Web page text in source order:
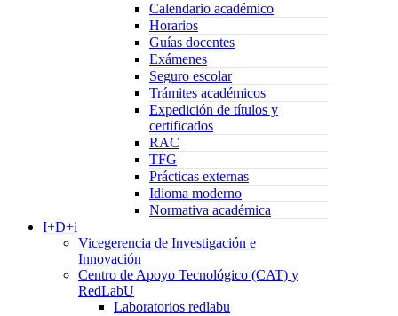
Calendario académico
Horarios
Guías docentes
Exámenes
Seguro escolar
Trámites académicos
Expedición de títulos y
certificados
RAC
TFG
Prácticas externas
Idioma moderno
Normativa académica
I+D+i
Vicegerencia de Investigación e
Innovación
Centro de Apoyo Tecnológico (CAT) y
RedLabU
Laboratorios redlabu